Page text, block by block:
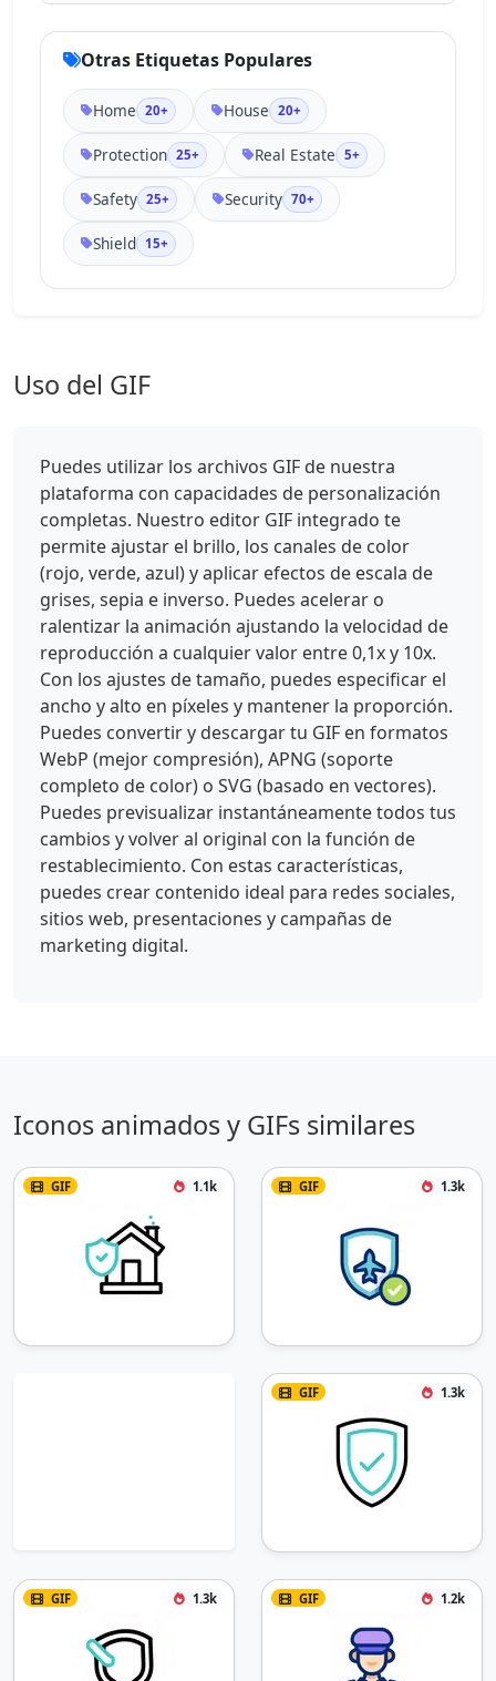
Otras Etiquetas Populares
Home 20+ House 20+
Protection 25+ Real Estate 5+
Safety 25+ Security 70+
Shield 15+
Uso del GIF
Puedes utilizar los archivos GIF de nuestra
plataforma con capacidades de personalización
completas. Nuestro editor GIF integrado te
permite ajustar el brillo, los canales de color
(rojo, verde, azul) y aplicar efectos de escala de
grises, sepia e inverso. Puedes acelerar o
ralentizar la animación ajustando la velocidad de
reproducción a cualquier valor entre 0,1x y 10x.
Con los ajustes de tamaño, puedes especificar el
ancho y alto en píxeles y mantener la proporción.
Puedes convertir y descargar tu GIF en formatos
WebP (mejor compresión), APNG (soporte
completo de color) o SVG (basado en vectores).
Puedes previsualizar instantáneamente todos tus
cambios y volver al original con la función de
restablecimiento. Con estas características,
puedes crear contenido ideal para redes sociales,
sitios web, presentaciones y campañas de
marketing digital.
Iconos animados y GIFs similares
GIF 1.1k GIF 1.3k
GIF 1.3k
GIF 1.3k GIF 1.2k